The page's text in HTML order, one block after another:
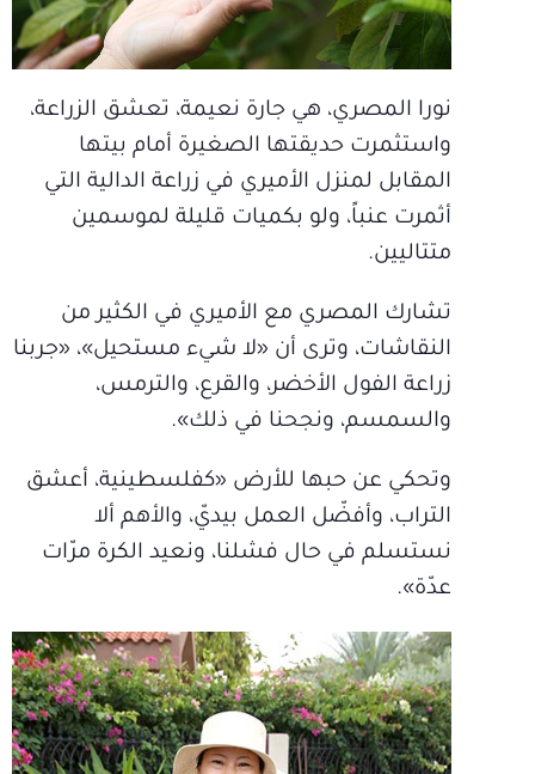
نورا المصري، هي جارة نعيمة، تعشق الزراعة،
واستثمرت حديقتها الصغيرة أمام بيتها
المقابل لمنزل الأميري في زراعة الدالية التي
أثمرت عنباً، ولو بكميات قليلة لموسمين
متتاليين.
تشارك المصري مع الأميري في الكثير من
النقاشات، وترى أن «لا شيء مستحيل»، «جربنا
زراعة الفول الأخضر، والقرع، والترمس،
والسمسم، ونجحنا في ذلك».
وتحكي عن حبها للأرض «كفلسطينية، أعشق
التراب، وأفضّل العمل بيديّ، والأهم ألا
نستسلم في حال فشلنا، ونعيد الكرة مرّات
عدّة».